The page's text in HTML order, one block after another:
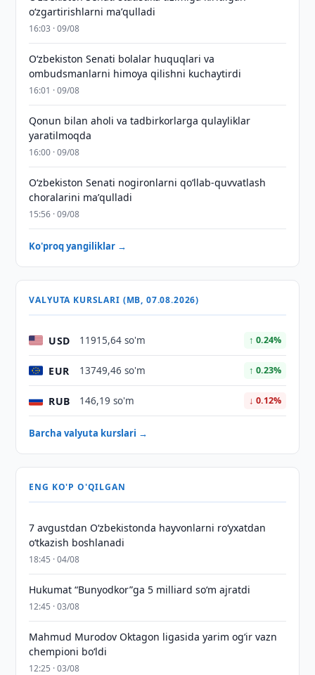
oʻzgartirishlarni maʼqulladi
16:03 · 09/08
Oʻzbekiston Senati bolalar huquqlari va
ombudsmanlarni himoya qilishni kuchaytirdi
16:01 · 09/08
Qonun bilan aholi va tadbirkorlarga qulayliklar
yaratilmoqda
16:00 · 09/08
Oʻzbekiston Senati nogironlarni qoʻllab-quvvatlash
choralarini maʼqulladi
15:56 · 09/08
Ko'proq yangiliklar →
VALYUTA KURSLARI (MB, 07.08.2026)
USD 11915,64 so'm ↑ 0.24%
EUR 13749,46 so'm ↑ 0.23%
RUB 146,19 so'm ↓ 0.12%
Barcha valyuta kurslari →
ENG KO'P O'QILGAN
7 avgustdan O‘zbekistonda hayvonlarni ro‘yxatdan
o‘tkazish boshlanadi
18:45 · 04/08
Hukumat “Bunyodkor”ga 5 milliard so‘m ajratdi
12:45 · 03/08
Mahmud Murodov Oktagon ligasida yarim og‘ir vazn
chempioni bo‘ldi
12:25 · 03/08